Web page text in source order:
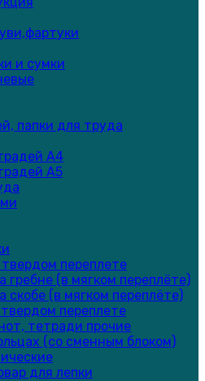
и сумки
папки для труда
А4
А5
переплете
гребне (в мягком переплёте)
скобе (в мягком переплёте)
переплете
тетради прочие
(со сменным блоком)
для лепки